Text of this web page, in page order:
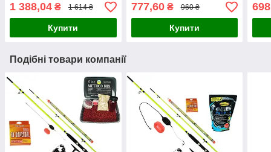
1 388,04 ₴ 1 614 ₴
Купити
777,60₴ 960 ₴
Купити
698
Подібні товари компанії